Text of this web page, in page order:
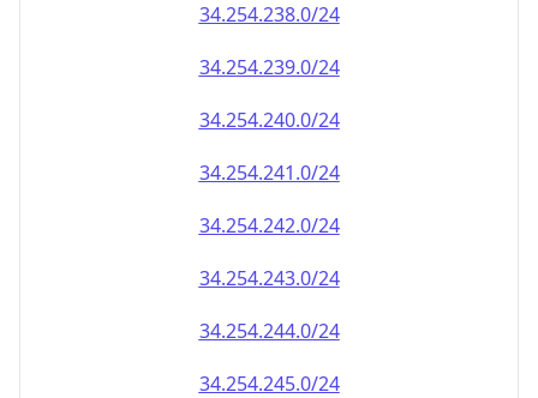
34.254.238.0/24
34.254.239.0/24
34.254.240.0/24
34.254.241.0/24
34.254.242.0/24
34.254.243.0/24
34.254.244.0/24
34.254.245.0/24